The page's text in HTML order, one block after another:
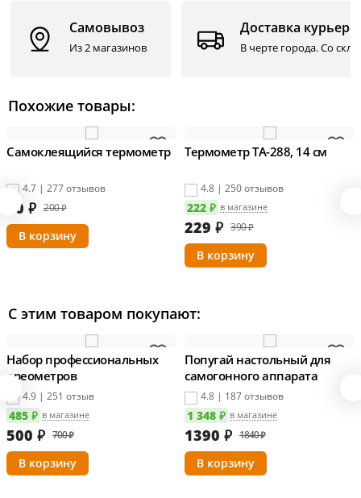
Информация о технических характеристиках, комплектации и
внешнем виде товара основывается на последних доступных
Самовывоз
Из 2 магазинов
Доставка
В черте города. Со
Похожие товары:
Самоклеящийся термометр
4.7 | 277 отзывов
80 ₽ 200 ₽
Термометр ТА-288, 14 см
4.8 | 250 отзывов
222 ₽ в магазине
229 ₽ 390 ₽
С этим товаром покупают:
Набор профессиональных
ареометров
4.9 | 251 отзыв
485 ₽ в магазине
500 ₽ 700 ₽
Попугай настольный для
самогонного аппарата
4.8 | 187 отзывов
1 348 ₽ в магазине
1390 ₽ 1840 ₽